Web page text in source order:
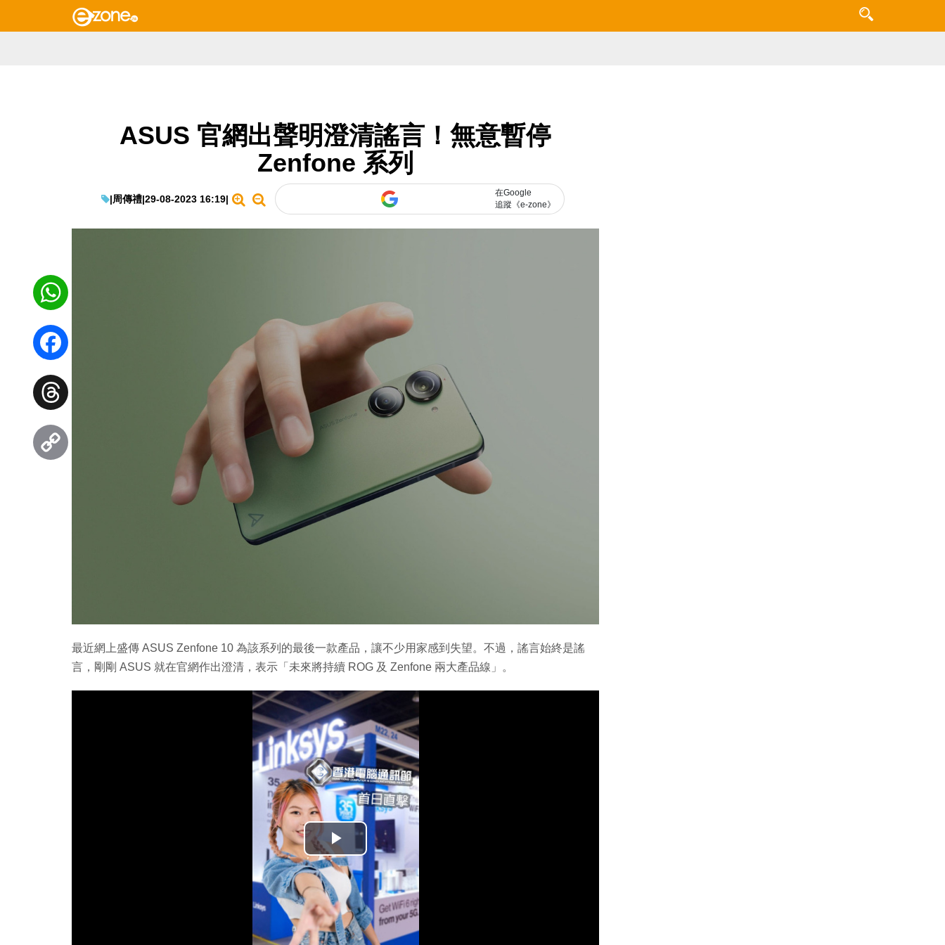
ASUS 官網出聲明澄清謠言！無意暫停
Zenfone 系列
|周傳禮|29-08-2023 16:19|
在Google
追蹤《e-zone》
最近網上盛傳 ASUS Zenfone 10 為該系列的最後一款產品，讓不少用家感到失望。不過，謠言始終是謠
言，剛剛 ASUS 就在官網作出澄清，表示「未來將持續 ROG 及 Zenfone 兩大產品線」。
播
放
影
WhatsApp
Facebook
Threads